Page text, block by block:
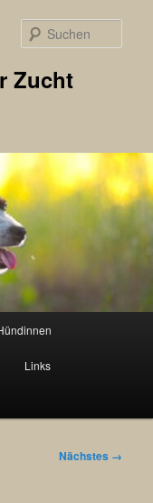
Zucht
Links
Nächstes →